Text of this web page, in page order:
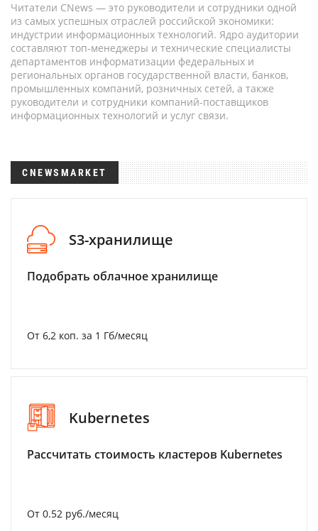
Читатели CNews — это руководители и сотрудники одной
из самых успешных отраслей российской экономики:
индустрии информационных технологий. Ядро аудитории
составляют топ-менеджеры и технические специалисты
департаментов информатизации федеральных и
региональных органов государственной власти, банков,
промышленных компаний, розничных сетей, а также
руководители и сотрудники компаний-поставщиков
информационных технологий и услуг связи.
CNEWSMARKET
S3-хранилище
Подобрать облачное хранилище
От 6,2 коп. за 1 Гб/месяц
Kubernetes
Рассчитать стоимость кластеров Kubernetes
От 0.52 руб./месяц